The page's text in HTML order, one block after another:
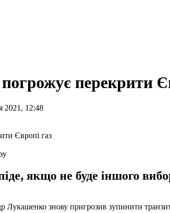
перекрити
2021, 12:48
якщо не буде іншого
Лукашенко знову пригрозив зупинити